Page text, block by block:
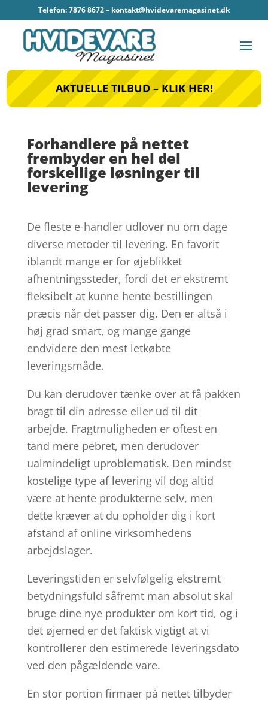
Telefon: 7876 8672 – kontakt@hvidevaremagasinet.dk
AKTUELLE TILBUD – KLIK HER!
Forhandlere på nettet
frembyder en hel del
forskellige løsninger til
levering
De fleste e-handler udlover nu om dage
diverse metoder til levering. En favorit
iblandt mange er for øjeblikket
afhentningssteder, fordi det er ekstremt
fleksibelt at kunne hente bestillingen
præcis når det passer dig. Den er altså i
høj grad smart, og mange gange
endvidere den mest letkøbte
leveringsmåde.
Du kan derudover tænke over at få pakken
bragt til din adresse eller ud til dit
arbejde. Fragtmuligheden er oftest en
tand mere pebret, men derudover
ualmindeligt uproblematisk. Den mindst
kostelige type af levering vil dog altid
være at hente produkterne selv, men
dette kræver at du opholder dig i kort
afstand af online virksomhedens
arbejdslager.
Leveringstiden er selvfølgelig ekstremt
betydningsfuld såfremt man absolut skal
bruge dine nye produkter om kort tid, og i
det øjemed er det faktisk vigtigt at vi
kontrollerer den estimerede leveringsdato
ved den pågældende vare.
En stor portion firmaer på nettet tilbyder